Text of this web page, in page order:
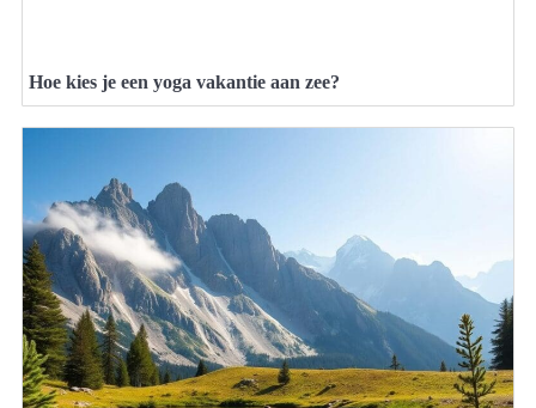
Hoe kies je een yoga vakantie aan zee?